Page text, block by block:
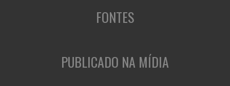
FONTES
PUBLICADO NA MÍDIA